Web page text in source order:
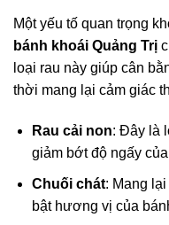
Một yếu tố quan trọng
bánh khoái Quảng Trị
loại rau này giúp cân
thời mang lại cảm giác
Rau cải non: Đây là
giảm bớt độ ngấy
Chuối chát: Mang
bật hương vị của